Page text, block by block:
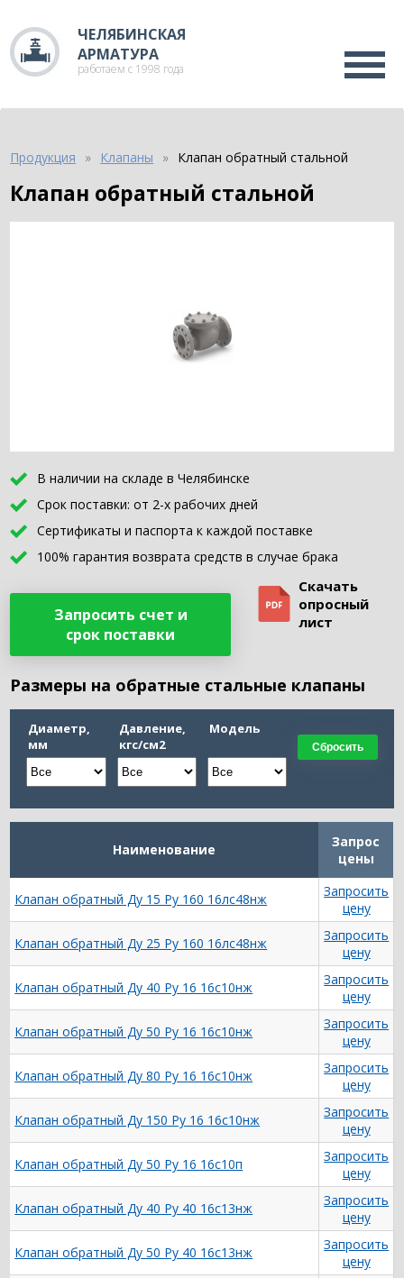
ЧЕЛЯБИНСКАЯ
АРМАТУРА
работаем с 1998 года
Продукция Клапаны Клапан обратный стальной
Клапан обратный стальной
В наличии на складе в Челябинске
Срок поставки: от 2-х рабочих дней
Сертификаты и паспорта к каждой поставке
100% гарантия возврата средств в случае брака
Запросить счет и
срок поставки
Скачать
опросный
лист
Размеры на обратные стальные клапаны
Диаметр,
мм
Давление,
кгс/см2
Модель
Сбросить
Наименование
Запрос
цены
Клапан обратный Ду 15 Ру 160 16лс48нж
Запросить
цену
Клапан обратный Ду 25 Ру 160 16лс48нж
Запросить
цену
Клапан обратный Ду 40 Ру 16 16с10нж
Запросить
цену
Клапан обратный Ду 50 Ру 16 16с10нж
Запросить
цену
Клапан обратный Ду 80 Ру 16 16с10нж
Запросить
цену
Клапан обратный Ду 150 Ру 16 16с10нж
Запросить
цену
Клапан обратный Ду 50 Ру 16 16с10п
Запросить
цену
Клапан обратный Ду 40 Ру 40 16с13нж
Запросить
цену
Клапан обратный Ду 50 Ру 40 16с13нж
Запросить
цену